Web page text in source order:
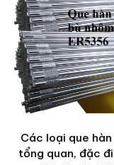
Các loại que hàn
tổng quan, đặc